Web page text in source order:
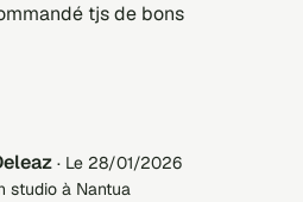
tjs de bons
· Le 28/01/2026
studio à Nantua